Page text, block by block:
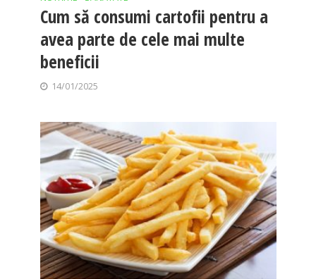
Cum să consumi cartofii pentru a
avea parte de cele mai multe
beneficii
14/01/2025